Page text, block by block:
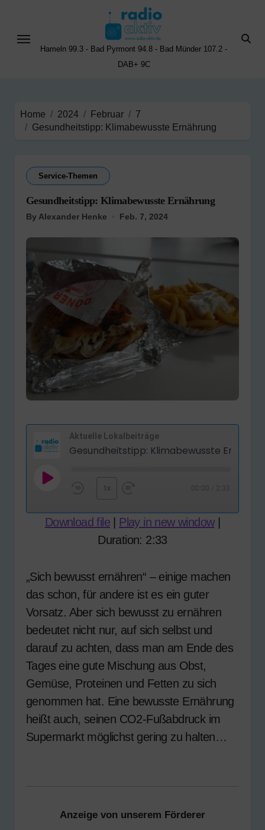
Hameln 99.3 - Bad Pyrmont 94.8 - Bad Münder 107.2 -
DAB+ 9C
Home 2024 Februar
7
Gesundheitstipp: Klimabewusste Ernährung
Service-Themen
Gesundheitstipp: Klimabewusste Ernährung
By Alexander Henke Feb. 7, 2024
Aktuelle Lokalbeiträge
Gesundheitstipp: Klimabewusste
Play
10
Seconds
1x
Forward
30
2:33
Download file Play in new window|
Duration: 2:33
„Sich bewusst ernähren“ – einige machen
das schon, für andere ist es ein guter
Vorsatz. Aber sich bewusst zu ernähren
bedeutet nicht nur, auf sich selbst und
darauf zu achten, dass man am Ende des
Tages eine gute Mischung aus Obst,
Gemüse, Proteinen und Fetten zu sich
genommen hat. Eine bewusste Ernährung
heißt auch, seinen CO2-Fußabdruck im
Supermarkt möglichst gering zu halten…
Anzeige von unserem Förderer